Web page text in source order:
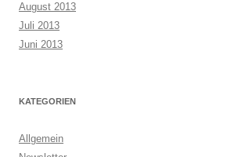
August 2013
Juli 2013
Juni 2013
KATEGORIEN
Allgemein